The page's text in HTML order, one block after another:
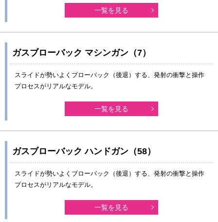
一覧を見る
ガスブローバック マシンガン（7）
スライドが勢いよくブローバック（後退）する、発射の衝撃と操作
プロセスがリアルなモデル。
一覧を見る
ガスブローバック ハンドガン（58）
スライドが勢いよくブローバック（後退）する、発射の衝撃と操作
プロセスがリアルなモデル。
一覧を見る